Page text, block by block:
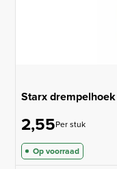
Starx
2,55Per stuk
Op voorraad